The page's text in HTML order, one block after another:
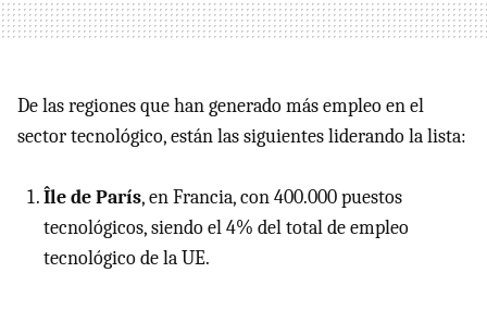
De las regiones que han generado más empleo en el
sector tecnológico, están las siguientes liderando la lista:
Île de París, en Francia, con 400.000 puestos
tecnológicos, siendo el 4% del total de empleo
tecnológico de la UE.